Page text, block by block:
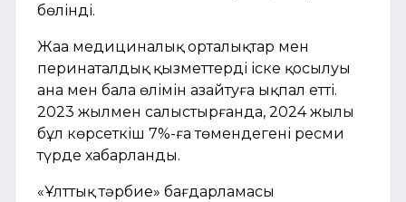
бөлінді.
Жаңа медициналық орталықтар мен
перинаталдық қызметтердің іске қосылуы
ана мен бала өлімін азайтуға ықпал етті.
2023 жылмен салыстырғанда, 2024 жылы
бұл көрсеткіш 7%-ға төмендегені ресми
түрде хабарланды.
«Ұлттық тәрбие» бағдарламасы